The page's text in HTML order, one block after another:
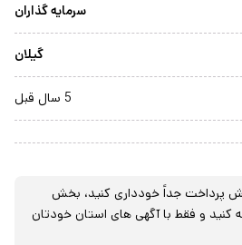
سرمایه گذاران
گیلان
5 سال قبل
پرداخت جداً خودداری کنید، بخش
کنید و فقط با آگهی های استان خودتان